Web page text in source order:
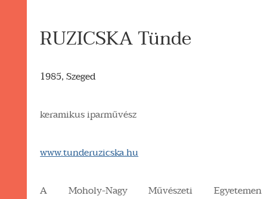
RUZICSKA Tünde
1985, Szeged
keramikus iparművész
www.tunderuzicska.hu
A Moholy-Nagy Művészeti Egyetemen